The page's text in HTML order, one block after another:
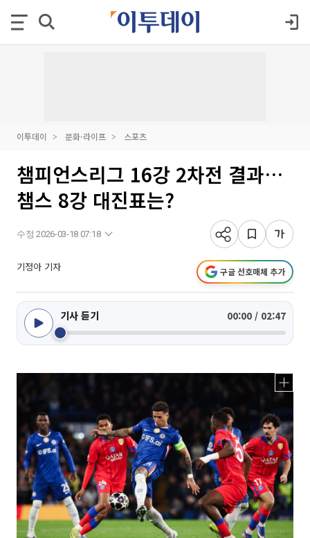
이투데이 문화·라이프 스포츠
챔피언스리그 16강 2차전 결과…
챔스 8강 대진표는?
수정 2026-03-18 07:18
기정아 기자 구글 선호매체 추가
기사 듣기 00:00 / 02:47